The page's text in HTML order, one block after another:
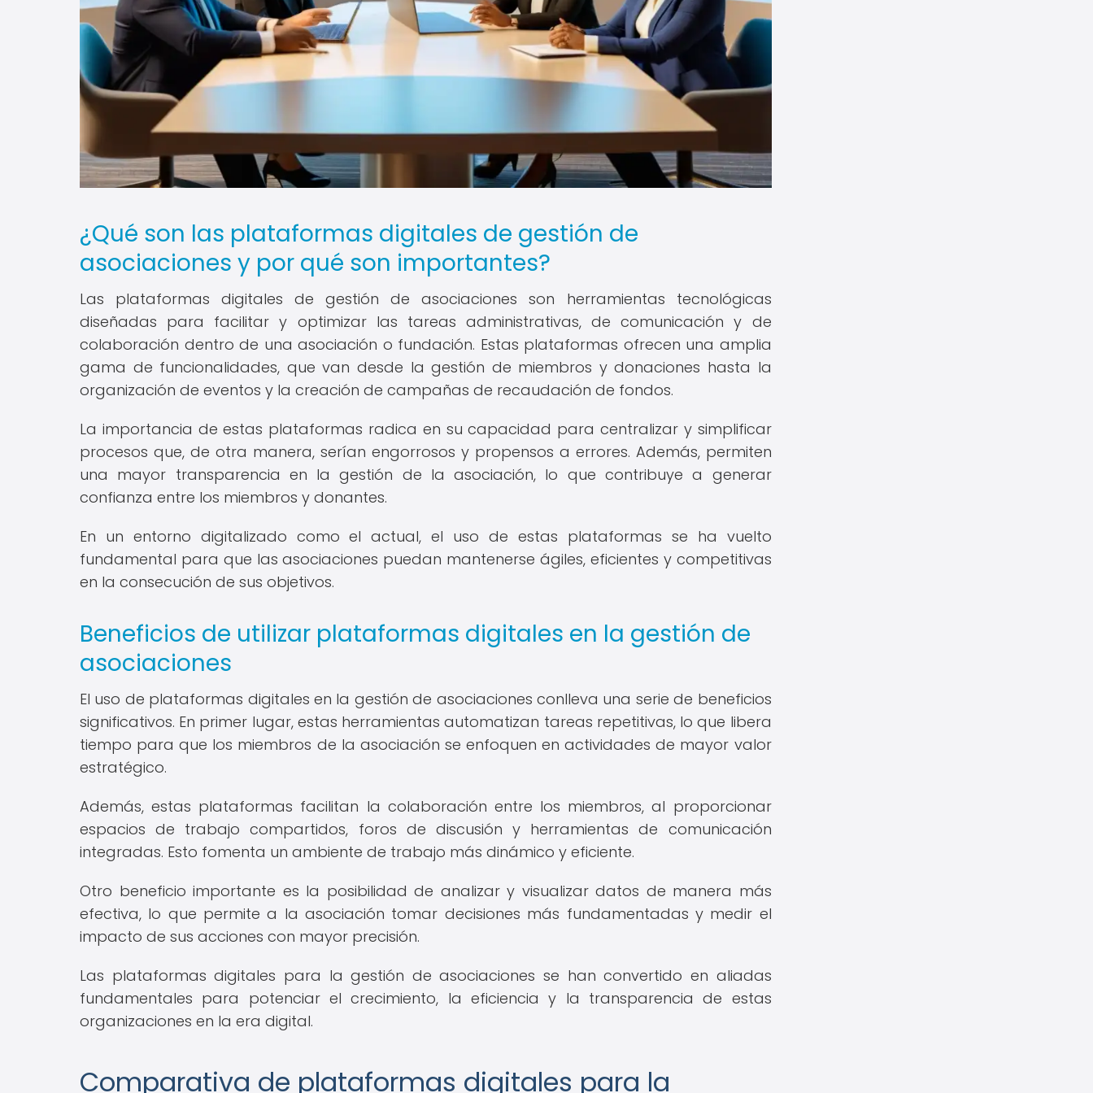
¿Qué son las plataformas digitales de gestión de
asociaciones y por qué son importantes?
Las plataformas digitales de gestión de asociaciones son herramientas tecnológicas
diseñadas para facilitar y optimizar las tareas administrativas, de comunicación y de
colaboración dentro de una asociación o fundación. Estas plataformas ofrecen una amplia
gama de funcionalidades, que van desde la gestión de miembros y donaciones hasta la
organización de eventos y la creación de campañas de recaudación de fondos.
La importancia de estas plataformas radica en su capacidad para centralizar y simplificar
procesos que, de otra manera, serían engorrosos y propensos a errores. Además, permiten
una mayor transparencia en la gestión de la asociación, lo que contribuye a generar
confianza entre los miembros y donantes.
En un entorno digitalizado como el actual, el uso de estas plataformas se ha vuelto
fundamental para que las asociaciones puedan mantenerse ágiles, eficientes y competitivas
en la consecución de sus objetivos.
Beneficios de utilizar plataformas digitales en la gestión de
asociaciones
El uso de plataformas digitales en la gestión de asociaciones conlleva una serie de beneficios
significativos. En primer lugar, estas herramientas automatizan tareas repetitivas, lo que libera
tiempo para que los miembros de la asociación se enfoquen en actividades de mayor valor
estratégico.
Además, estas plataformas facilitan la colaboración entre los miembros, al proporcionar
espacios de trabajo compartidos, foros de discusión y herramientas de comunicación
integradas. Esto fomenta un ambiente de trabajo más dinámico y eficiente.
Otro beneficio importante es la posibilidad de analizar y visualizar datos de manera más
efectiva, lo que permite a la asociación tomar decisiones más fundamentadas y medir el
impacto de sus acciones con mayor precisión.
Las plataformas digitales para la gestión de asociaciones se han convertido en aliadas
fundamentales para potenciar el crecimiento, la eficiencia y la transparencia de estas
organizaciones en la era digital.
Comparativa de plataformas digitales para la